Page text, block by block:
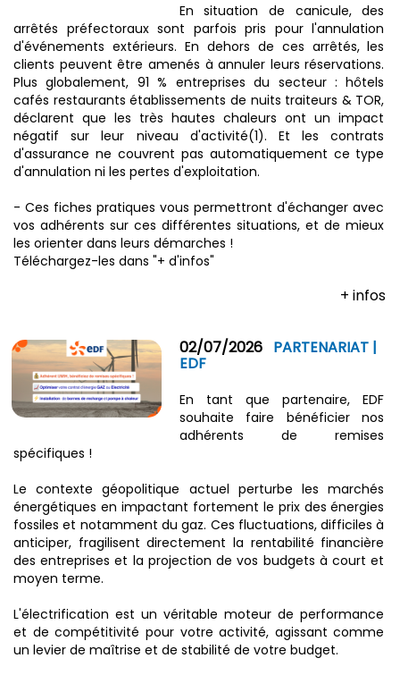
En situation de canicule, des
arrêtés préfectoraux sont parfois pris pour l'annulation
d'événements extérieurs. En dehors de ces arrêtés, les
clients peuvent être amenés à annuler leurs réservations.
Plus globalement, 91 % entreprises du secteur : hôtels
cafés restaurants établissements de nuits traiteurs & TOR,
déclarent que les très hautes chaleurs ont un impact
négatif sur leur niveau d'activité(1). Et les contrats
d'assurance ne couvrent pas automatiquement ce type
d'annulation ni les pertes d'exploitation.
- Ces fiches pratiques vous permettront d'échanger avec
vos adhérents sur ces différentes situations, et de mieux
les orienter dans leurs démarches !
Téléchargez-les dans "+ d'infos"
+ infos
02/07/2026 PARTENARIAT |
EDF
En tant que partenaire, EDF
souhaite faire bénéficier nos
adhérents de remises
spécifiques !
Le contexte géopolitique actuel perturbe les marchés
énergétiques en impactant fortement le prix des énergies
fossiles et notamment du gaz. Ces fluctuations, difficiles à
anticiper, fragilisent directement la rentabilité financière
des entreprises et la projection de vos budgets à court et
moyen terme.
L'électrification est un véritable moteur de performance
et de compétitivité pour votre activité, agissant comme
un levier de maîtrise et de stabilité de votre budget.